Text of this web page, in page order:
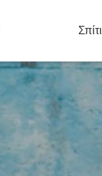
Σπίτι